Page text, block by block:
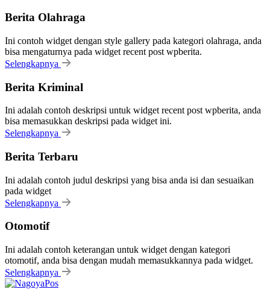
Berita Olahraga
Ini contoh widget dengan style gallery pada kategori olahraga, anda
bisa mengaturnya pada widget recent post wpberita.
Selengkapnya
Berita Kriminal
Ini adalah contoh deskripsi untuk widget recent post wpberita, anda
bisa memasukkan deskripsi pada widget ini.
Selengkapnya
Berita Terbaru
Ini adalah contoh judul deskripsi yang bisa anda isi dan sesuaikan
pada widget
Selengkapnya
Otomotif
Ini adalah contoh keterangan untuk widget dengan kategori
otomotif, anda bisa dengan mudah memasukkannya pada widget.
Selengkapnya